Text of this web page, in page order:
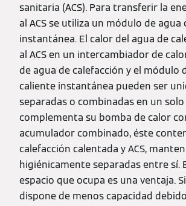
sanitaria (ACS). Para transferir la
al ACS se utiliza un módulo de agua
instantánea. El calor del agua de
al ACS en un intercambiador de
de agua de calefacción y el módulo
caliente instantánea pueden ser
separadas o combinadas en un
complementa su bomba de calor
acumulador combinado, éste
calefacción calentada y ACS,
higiénicamente separadas entre sí.
espacio que ocupa es una ventaja.
dispone de menos capacidad